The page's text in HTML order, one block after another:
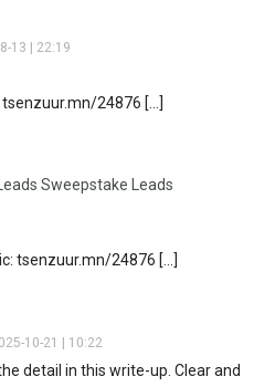
13 | 22:19
24876 […]
Sweepstake Leads
tsenzuur.mn/24876 […]
10-21 | 10:22
detail in this write-up. Clear and